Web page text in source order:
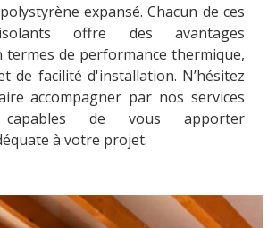
expansé. Chacun de ces
offre des avantages
termes de performance thermique,
de facilité d'installation. N’hésitez
accompagner par nos services
capables de vous apporter
à votre projet.